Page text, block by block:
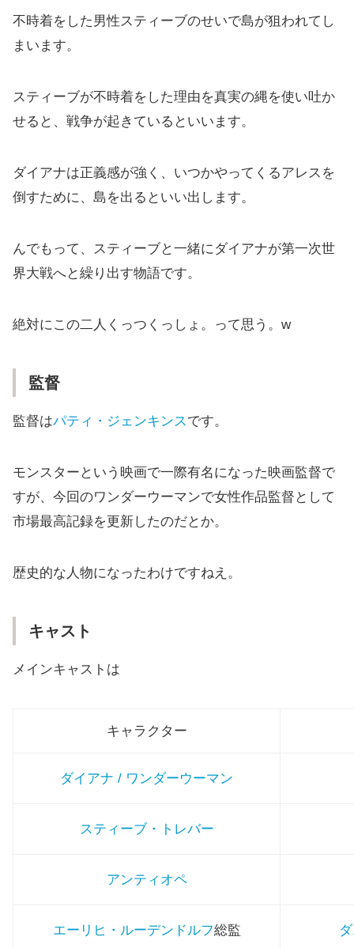
不時着をした男性スティーブのせいで島が狙われてし
まいます。
スティーブが不時着をした理由を真実の縄を使い吐か
せると、戦争が起きているといいます。
ダイアナは正義感が強く、いつかやってくるアレスを
倒すために、島を出るといい出します。
んでもって、スティーブと一緒にダイアナが第一次世
界大戦へと繰り出す物語です。
絶対にこの二人くっつくっしょ。って思う。w
監督
監督はパティ・ジェンキンスです。
モンスターという映画で一際有名になった映画監督で
すが、今回のワンダーウーマンで女性作品監督として
市場最高記録を更新したのだとか。
歴史的な人物になったわけですねえ。
キャスト
メインキャストは
キャラクター
ダイアナ / ワンダーウーマン
スティーブ・トレバー
アンティオペ
エーリヒ・ルーデンドルフ総監